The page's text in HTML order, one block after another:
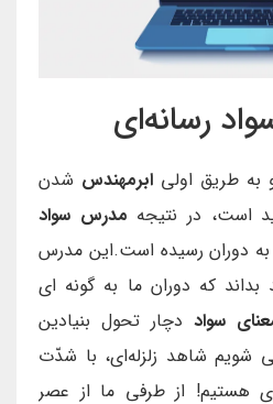
رسانه‌ای
به طریق اولی ابرمهندس شدن
است، در نتیجه مدرس سواد
دوران رسیده است.این مدرس
بداند که دوران ما به گونه ای
سواد دچار تحول بنیادین
شویم شاهد زلزله‌ای، با شدّت
هستیم! از طرفی ما از عصر